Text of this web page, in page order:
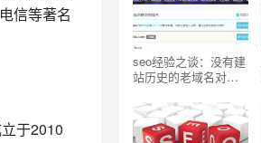
信等著名
于2010
seo经验之谈：没有建
站历史的老域名对